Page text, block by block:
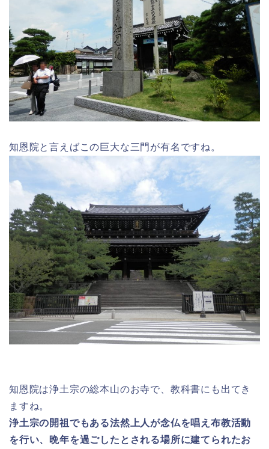
知恩院と言えばこの巨大な三門が有名ですね。
知恩院は浄土宗の総本山のお寺で、教科書にも出てき
ますね。
浄土宗の開祖でもある法然上人が念仏を唱え布教活動
を行い、晩年を過ごしたとされる場所に建てられたお